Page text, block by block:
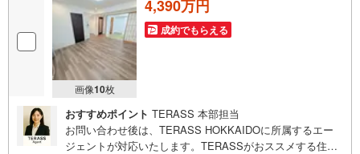
画像10枚
4,390万円
成約でもらえる
おすすめポイント TERASS 本部担当
お問い合わせ後は、TERASS HOKKAIDOに所属するエー
ジェントが対応いたします。TERASSがおススメする住宅